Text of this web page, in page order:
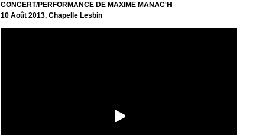
CONCERT/PERFORMANCE DE MAXIME MANAC'H
10 Août 2013, Chapelle Lesbin